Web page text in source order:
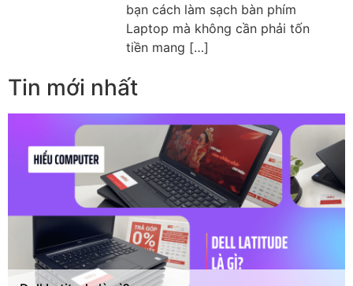
bạn cách làm sạch bàn phím
Laptop mà không cần phải tốn
tiền mang […]
Tin mới nhất